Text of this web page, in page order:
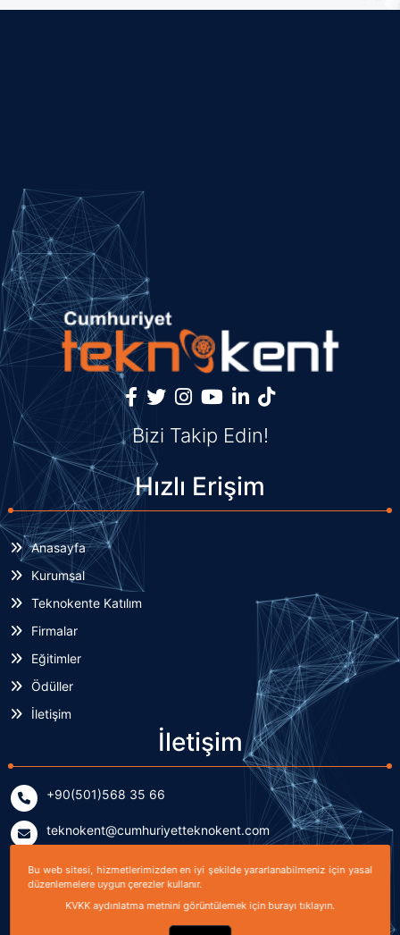
Bizi Takip Edin!
Hızlı Erişim
Anasayfa
Kurumsal
Teknokente Katılım
Firmalar
Eğitimler
Ödüller
İletişim
İletişim
+90(501)568 35 66
teknokent@cumhuriyetteknokent.com
Yenişehir Mahallesi Kardeşler Caddesi No: 7/2 (B Blok)
Sivas, TÜRKİYE
Bu web sitesi, hizmetlerimizden en iyi şekilde yararlanabilmeniz için yasal
düzenlemelere uygun çerezler kullanır.
KVKK aydınlatma metnini görüntülemek için burayı tıklayın.